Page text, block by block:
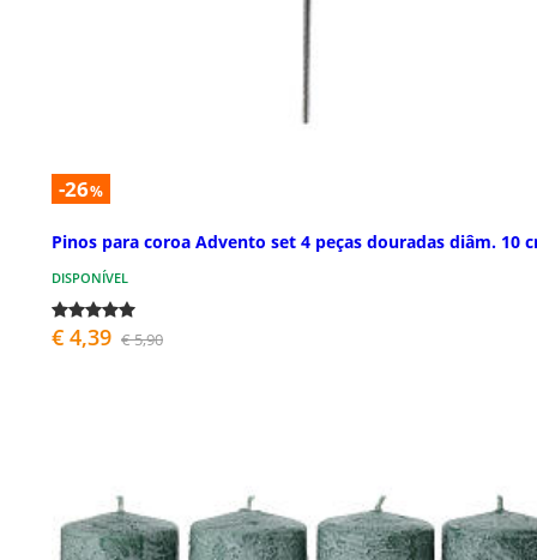
-26%
Pinos para coroa Advento set 4 peças douradas diâm. 10
DISPONÍVEL
€ 4,39 € 5,90